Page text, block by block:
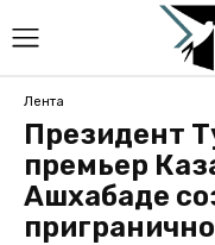
Лента
Президент
премьер
Ашхабаде